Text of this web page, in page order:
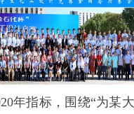
指标，围绕“为某